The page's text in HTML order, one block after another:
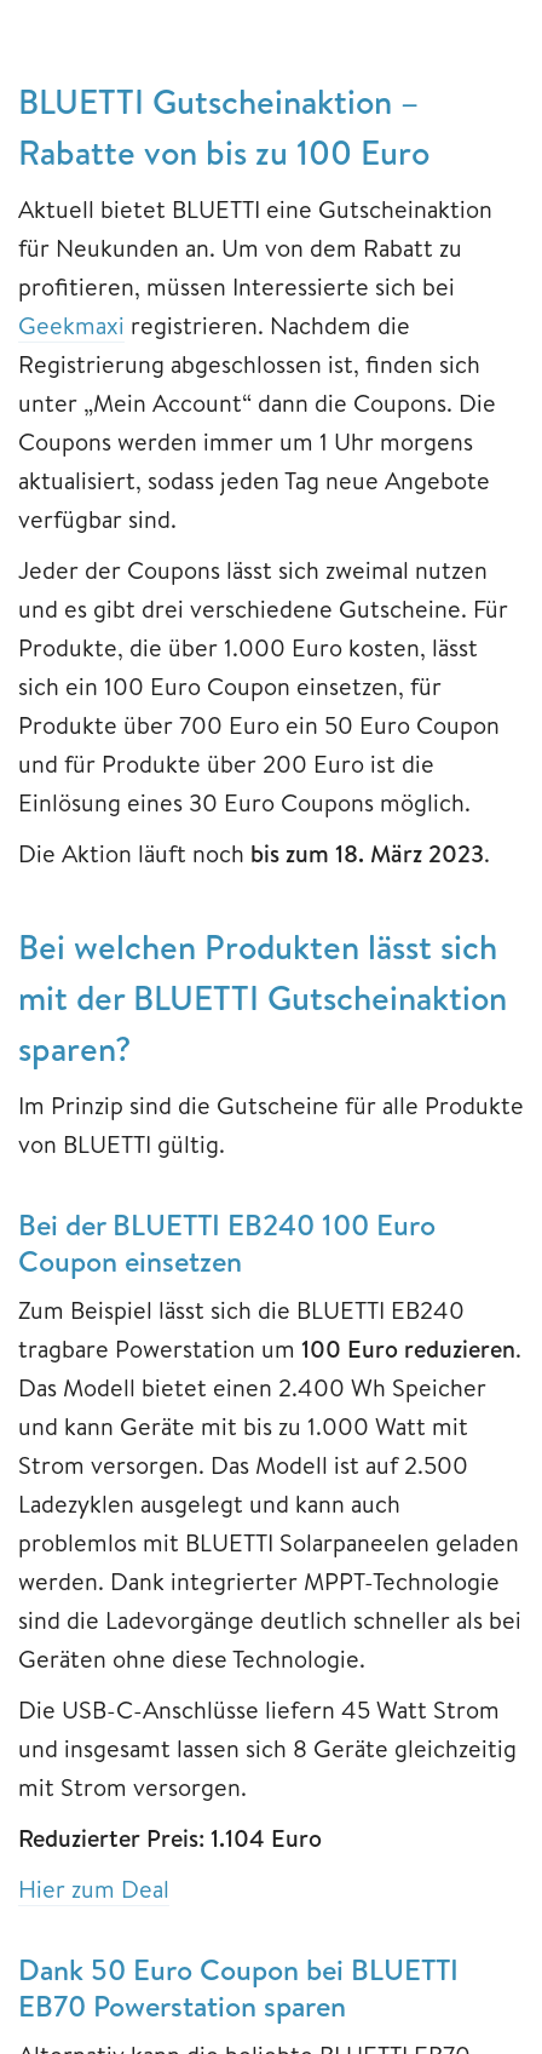
BLUETTI Gutscheinaktion –
Rabatte von bis zu 100 Euro
Aktuell bietet BLUETTI eine Gutscheinaktion
für Neukunden an. Um von dem Rabatt zu
profitieren, müssen Interessierte sich bei
Geekmaxi registrieren. Nachdem die
Registrierung abgeschlossen ist, finden sich
unter „Mein Account“ dann die Coupons. Die
Coupons werden immer um 1 Uhr morgens
aktualisiert, sodass jeden Tag neue Angebote
verfügbar sind.
Jeder der Coupons lässt sich zweimal nutzen
und es gibt drei verschiedene Gutscheine. Für
Produkte, die über 1.000 Euro kosten, lässt
sich ein 100 Euro Coupon einsetzen, für
Produkte über 700 Euro ein 50 Euro Coupon
und für Produkte über 200 Euro ist die
Einlösung eines 30 Euro Coupons möglich.
Die Aktion läuft noch bis zum 18. März 2023.
Bei welchen Produkten lässt sich
mit der BLUETTI Gutscheinaktion
sparen?
Im Prinzip sind die Gutscheine für alle Produkte
von BLUETTI gültig.
Bei der BLUETTI EB240 100 Euro
Coupon einsetzen
Zum Beispiel lässt sich die BLUETTI EB240
tragbare Powerstation um 100 Euro reduzieren.
Das Modell bietet einen 2.400 Wh Speicher
und kann Geräte mit bis zu 1.000 Watt mit
Strom versorgen. Das Modell ist auf 2.500
Ladezyklen ausgelegt und kann auch
problemlos mit BLUETTI Solarpaneelen geladen
werden. Dank integrierter MPPT-Technologie
sind die Ladevorgänge deutlich schneller als bei
Geräten ohne diese Technologie.
Die USB-C-Anschlüsse liefern 45 Watt Strom
und insgesamt lassen sich 8 Geräte gleichzeitig
mit Strom versorgen.
Reduzierter Preis: 1.104 Euro
Hier zum Deal
Dank 50 Euro Coupon bei BLUETTI
EB70 Powerstation sparen